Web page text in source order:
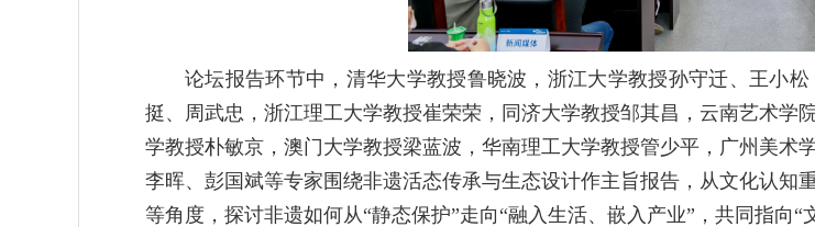
论坛报告环节中，清华大学教授鲁晓波，浙江大学教授孙守迁、王小
挺、周武忠，浙江理工大学教授崔荣荣，同济大学教授邹其昌，云南艺术学
学教授朴敏京，澳门大学教授梁蓝波，华南理工大学教授管少平，广州美术
李晖、彭国斌等专家围绕非遗活态传承与生态设计作主旨报告，从文化认知
等角度，探讨非遗如何从“静态保护”走向“融入生活、嵌入产业”，共同指向“